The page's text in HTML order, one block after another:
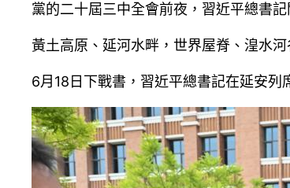
黨的二十屆三中全會前夜，習近平總書
黃土高原、延河水畔，世界屋脊、湟水
6月18日下戰書，習近平總書記在延安